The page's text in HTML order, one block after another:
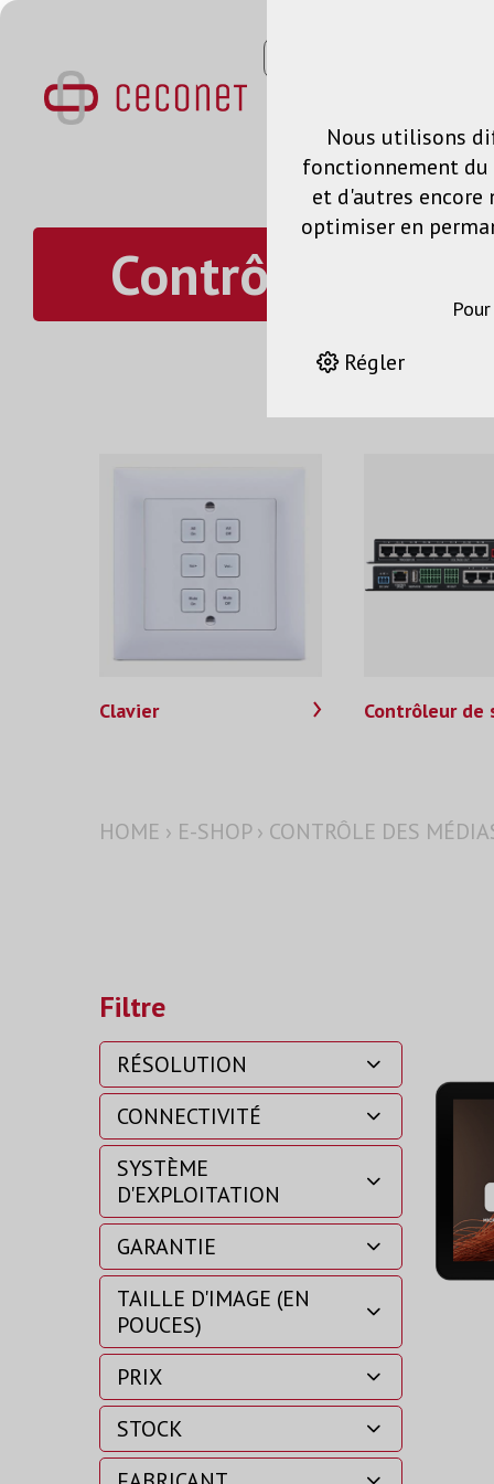
Contrôle des
Clavier Contrôleur de
HOME › E-SHOP › CONTRÔLE DES
Filtre
RÉSOLUTION
CONNECTIVITÉ
SYSTÈME
D'EXPLOITATION
GARANTIE
TAILLE D'IMAGE (EN
POUCES)
PRIX
STOCK
Nous utilisons
fonctionnement du
et d'autres
optimiser en
Régler